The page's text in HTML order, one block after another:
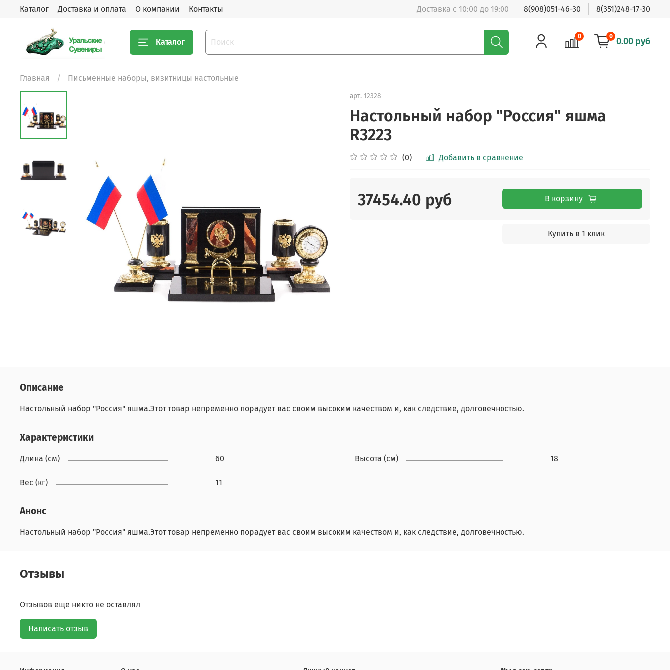
Каталог Доставка и оплата О компании Контакты Доставка с 10:00 до 19:00 8(908)051-46-30 8(351)248-17-30
Каталог
0 0 0.00 руб
Главная Письменные наборы, визитницы настольные
арт. 12328
Настольный набор "Россия" яшма
R3223
(0) Добавить в сравнение
37454.40 руб В корзину
Купить в 1 клик
Описание
Настольный набор "Россия" яшма.Этот товар непременно порадует вас своим высоким качеством и, как следствие, долговечностью.
Характеристики
Длина (см) 60 Высота (см) 18
Вес (кг) 11
Анонс
Настольный набор "Россия" яшма.Этот товар непременно порадует вас своим высоким качеством и, как следствие, долговечностью.
Отзывы
Отзывов еще никто не оставлял
Написать отзыв